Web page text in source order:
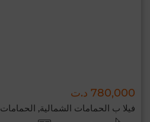
780,000 د.ت
فيلا ب الحمامات الشمالية, الحمامات